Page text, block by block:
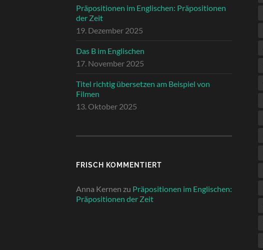
Präpositionen im Englischen: Präpositionen
der Zeit
19. Dezember 2025
Das B im Englischen
17. November 2025
Titel richtig übersetzen am Beispiel von
Filmen
13. Oktober 2025
FRISCH KOMMENTIERT
Anna Kernen zu Präpositionen im Englischen:
Präpositionen der Zeit